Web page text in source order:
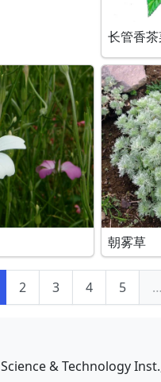
长管香
朝雾草
2 3 4 5 …
Science & Technology